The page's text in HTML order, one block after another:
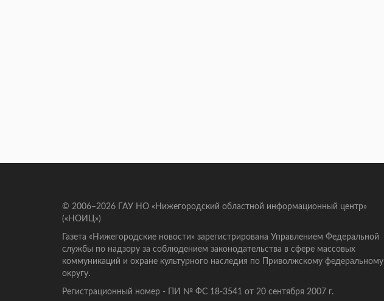
© 2006–2026 ГАУ НО «Нижегородский областной информационный центр»
(«НОИЦ»)
Газета «Нижегородские новости» зарегистрирована Управлением Федеральной
службы по надзору за соблюдением законодательства в сфере массовых
коммуникаций и охране культурного наследия по Приволжскому федеральному
округу.
Регистрационный номер - ПИ № ФС 18-3541 от 20 сентября 2007 г.